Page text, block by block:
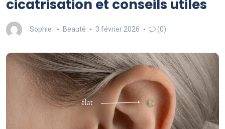
cicatrisation et conseils utiles
Sophie Beauté 3 février 2026 (0)